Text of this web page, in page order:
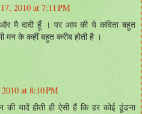
2010 at 7:11 PM
मै दादी हूँ । पर आप की ये कविता बहुत
मन के कहीं बहुत करीब होती है ।
at 8:10 PM
यादें हीती ही ऐसी हैं कि हर कोई ढूंढना